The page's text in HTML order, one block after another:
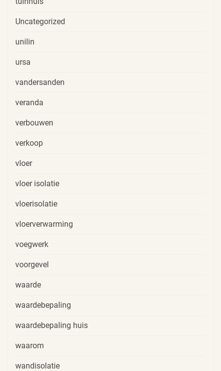
Uncategorized
unilin
ursa
vandersanden
veranda
verbouwen
verkoop
vloer
vloer isolatie
vloerisolatie
vloerverwarming
voegwerk
voorgevel
waarde
waardebepaling
waardebepaling huis
waarom
wandisolatie